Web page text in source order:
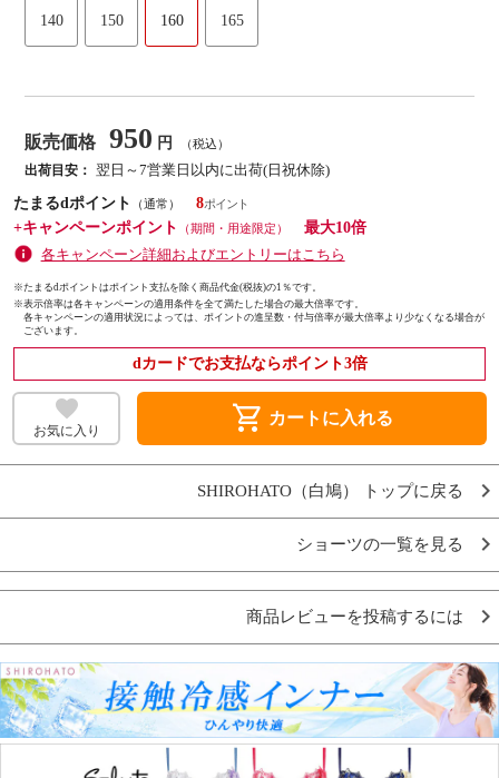
140 150 160 165
販売価格 950 円 （税込）
出荷目安： 翌日～7営業日以内に出荷(日祝休除)
たまるdポイント
（通常）
8
+キャンペーンポイント
（期間・用途限定）
最大10倍
各キャンペーン詳細およびエントリーはこちら
※たまるdポイントはポイント支払を除く商品代金(税抜)の1％です。
※表示倍率は各キャンペーンの適用条件を全て満たした場合の最大倍率です。
各キャンペーンの適用状況によっては、ポイントの進呈数・付与倍率が最大倍率より少なくなる場合が
ございます。
dカードでお支払ならポイント3倍
お気に入り shopping_cart カートに入れる
SHIROHATO（白鳩） トップに戻る
ショーツの一覧を見る
商品レビューを投稿するには